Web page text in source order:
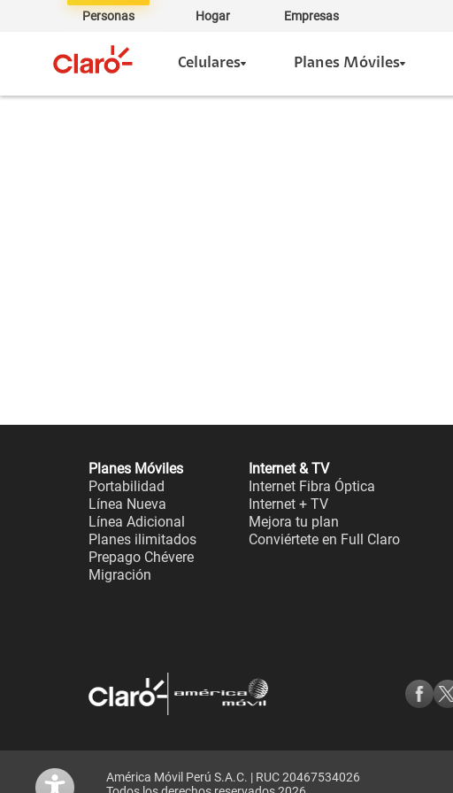
Personas Hogar Empresas
Celulares Planes Móviles
Planes Móviles
Portabilidad
Línea Nueva
Línea Adicional
Planes ilimitados
Prepago Chévere
Migración
Internet & TV
Internet Fibra Óptica
Internet + TV
Mejora tu plan
Conviértete en Full Claro
América Móvil Perú S.A.C. | RUC 20467534026